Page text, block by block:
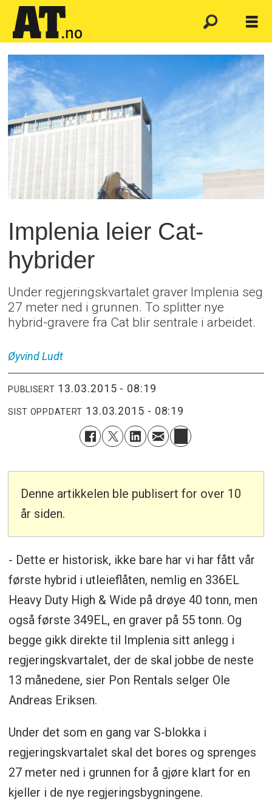
Implenia leier Cat-
hybrider
Under regjeringskvartalet graver Implenia seg
27 meter ned i grunnen. To splitter nye
hybrid-gravere fra Cat blir sentrale i arbeidet.
Øyvind Ludt
PUBLISERT 13.03.2015 - 08:19
SIST OPPDATERT 13.03.2015 - 08:19
Denne artikkelen ble publisert for over 10
år siden.
- Dette er historisk, ikke bare har vi har fått vår
første hybrid i utleieflåten, nemlig en 336EL
Heavy Duty High & Wide på drøye 40 tonn, men
også første 349EL, en graver på 55 tonn. Og
begge gikk direkte til Implenia sitt anlegg i
regjeringskvartalet, der de skal jobbe de neste
13 månedene, sier Pon Rentals selger Ole
Andreas Eriksen.
Under det som en gang var S-blokka i
regjeringskvartalet skal det bores og sprenges
27 meter ned i grunnen for å gjøre klart for en
kjeller i de nye regjeringsbygningene.